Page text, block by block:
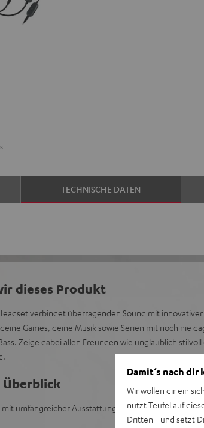
TECHNISCHE DATEN
dieses Produkt
verbindet überragenden Sound mit innovativer
Games, deine Musik sowie Serien mit noch nie
Zeige dabei allen Freunden wie unglaublich
umfangreicher Ausstattung und dem besten Preis/
Damit‘s nach
Wir wollen dir ein
nutzt Teufel auf
Dritten - und setzt